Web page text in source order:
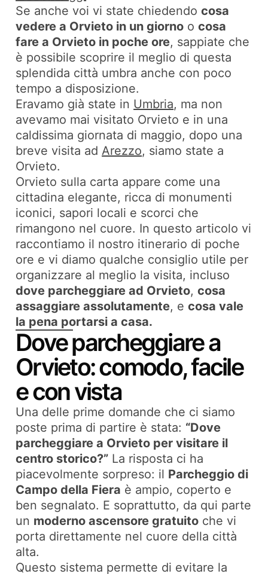
Se anche voi vi state chiedendocosa
vedere a Orvieto in un giorno ocosa
fare a Orvieto in poche ore, sappiate che
è possibile scoprire il meglio di questa
splendida città umbra anche con poco
tempo a disposizione.
Eravamo già state in Umbria, ma non
avevamo mai visitato Orvieto e in una
caldissima giornata di maggio, dopo una
breve visita adArezzo, siamo state a
Orvieto.
Orvieto sulla carta appare come una
cittadina elegante, ricca di monumenti
iconici, sapori locali e scorci che
rimangono nel cuore. In questo articolo vi
raccontiamo il nostro itinerario di poche
ore e vi diamo qualche consiglio utile per
organizzare al meglio la visita, incluso
dove parcheggiare ad Orvieto,cosa
assaggiare assolutamente, ecosa vale
la pena portarsi a casa.
Dove parcheggiare a
Orvieto: comodo, facile
e con vista
Una delle prime domande che ci siamo
poste prima di partire è stata: “Dove
parcheggiare a Orvieto per visitare il
centro storico?” La risposta ci ha
piacevolmente sorpreso: il Parcheggio di
Campo della Fiera è ampio, coperto e
ben segnalato. E soprattutto, da qui parte
un moderno ascensore gratuito che vi
porta direttamente nel cuore della città
alta.
Questo sistema permette di evitare la